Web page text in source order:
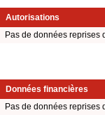
Autorisations
Pas de données reprises
Données financières
Pas de données reprises